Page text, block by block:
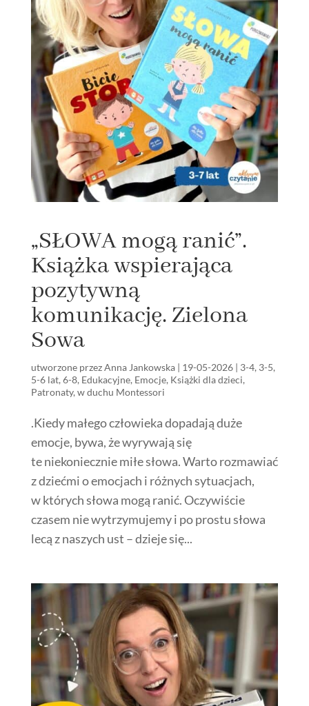
„SŁOWA mogą ranić”.
Książka wspierająca
pozytywną
komunikację. Zielona
Sowa
utworzone przezAnna Jankowska| 19-05-2026| 3-4, 3-5,
5-6 lat, 6-8, Edukacyjne, Emocje, Książki dla dzieci,
Patronaty, w duchu Montessori
.Kiedy małego człowieka dopadają duże
emocje, bywa, że wyrywają się
te niekoniecznie miłe słowa. Warto rozmawiać
z dziećmi o emocjach i różnych sytuacjach,
w których słowa mogą ranić. Oczywiście
czasem nie wytrzymujemy i po prostu słowa
lecą z naszych ust – dzieje się...